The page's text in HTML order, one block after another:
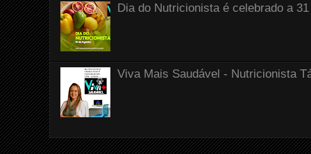
Dia do Nutricionista é celebrado a
Viva Mais Saudável - Nutricionista